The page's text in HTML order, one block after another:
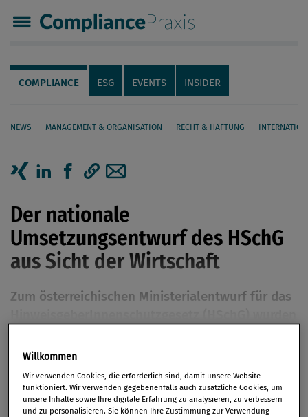
Compliance Praxis
Servicenavigation
Navigation
COMPLIANCE ESG EVENTS INSIDER
NEWS MANAGEMENT & ORGANISATION RECHT & HAFTUNG
Seiteninhalt
Der nationale
Umsetzungsentwurf des HSchG
aus Sicht der Wirtschaft
Zum österreichischen Ministerialentwurf für das
Stellung­nahmen eingereicht. Der folgende
Beitrag beleuchtet den Entwurf unter
Berücksichtigung ausgewählter Stimmen aus der
Wirtschaft sowie von NGOs.
Willkommen
Wir verwenden Cookies, die erforderlich sind, damit unsere Website
funktioniert. Wir verwenden gegebenenfalls auch zusätzliche Cookies, um
unsere Inhalte sowie Ihre digitale Erfahrung zu analysieren, zu verbessern
und zu personalisieren. Sie können Ihre Zustimmung zur Verwendung